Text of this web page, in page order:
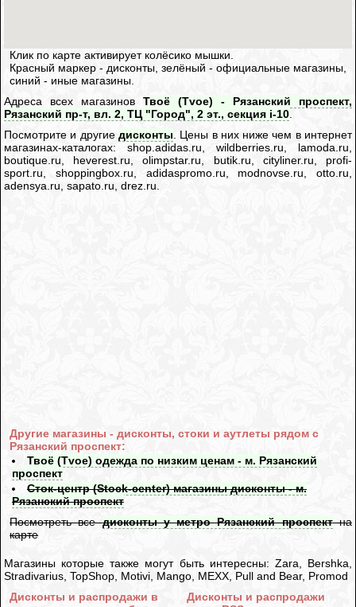
Клик по карте активирует колёсико мышки.
Красный маркер - дисконты, зелёный - официальные магазины,
синий - иные магазины.
Адреса всех магазиновТвоё (Tvoe) - Рязанский проспект,
Рязанский пр-т, вл. 2, ТЦ "Город", 2 эт., секция i-10.
Посмотрите и другие дисконты. Цены в них ниже чем в интернет
магазинах-каталогах: shop.adidas.ru, wildberries.ru, lamoda.ru,
boutique.ru, heverest.ru, olimpstar.ru, butik.ru, cityliner.ru, profi-
sport.ru, shoppingbox.ru, adidaspromo.ru, modnovse.ru, otto.ru,
adensya.ru, sapato.ru, drez.ru.
Другие магазины - дисконты, стоки и аутлеты рядом с
Рязанский проспект:
Твоё (Tvoe) одежда по низким ценам - м. Рязанский
проспект
Сток-центр (Stock-center) магазины дисконты - м.
Рязанский проспект
Посмотреть вседисконты у метро Рязанский проспектна
карте
Магазины которые также могут быть интересны: Zara, Bershka,
Stradivarius, TopShop, Motivi, Mango, MEXX, Pull and Bear, Promod
Дисконты и распродажи в
Дисконты и распродажи